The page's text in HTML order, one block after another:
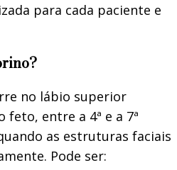
para cada paciente e
no lábio superior
entre a 4ª e a 7ª
as estruturas faciais
Pode ser: